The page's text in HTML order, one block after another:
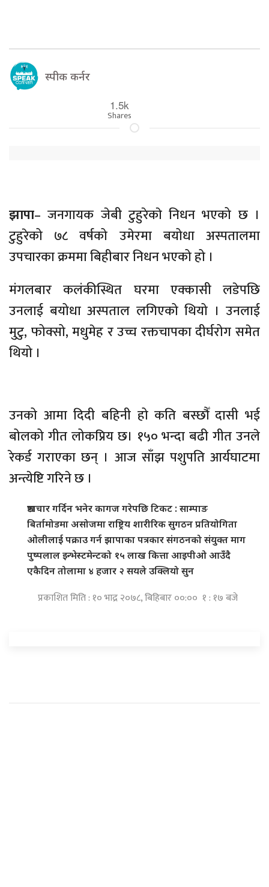
स्पीक कर्नर
1.5k
Shares
झापा– जनगायक जेबी टुहुरेकाे निधन भएको छ ।
टुहुरेको ७८ वर्षको उमेरमा बयोधा अस्पतालमा
उपचारका क्रममा बिहीबार निधन भएको हो ।
मंगलबार कलंकीस्थित घरमा एक्कासी लडेपछि
उनलाई बयोधा अस्पताल लगिएको थियो । उनलाई
मुटु, फोक्सो, मधुमेह र उच्च रक्तचापका दीर्घरोग समेत
थियो ।
उनको आमा दिदी बहिनी हो कति बस्छौँ दासी भई
बोलको गीत लोकप्रिय छ। १५० भन्दा बढी गीत उनले
रेकर्ड गराएका छन् । आज साँझ पशुपति आर्यघाटमा
अन्त्येष्टि गरिने छ ।
भ्रष्टाचार गर्दिन भनेर कागज गरेपछि टिकट : साम्पाङ
बिर्तामोडमा असोजमा राष्ट्रिय शारीरिक सुगठन प्रतियोगिता
ओलीलाई पक्राउ गर्न झापाका पत्रकार संगठनको संयुक्त माग
पुष्पलाल इन्भेस्टमेन्टको १५ लाख कित्ता आइपीओ आउँदै
एकैदिन तोलामा ४ हजार २ सयले उक्लियो सुन
प्रकाशित मिति : १० भाद्र २०७८, बिहिबार ००:०० १ : १७ बजे